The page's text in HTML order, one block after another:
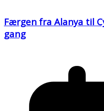
Færgen fra Alanya til
gang